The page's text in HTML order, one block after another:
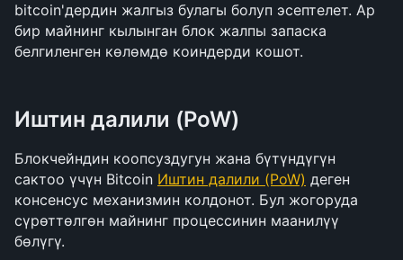
bitcoin'дердин жалгыз булагы болуп эсептелет. Ар
бир майнинг кылынган блок жалпы запаска
белгиленген көлөмдө коиндерди кошот.
Иштин далили (PoW)
Блокчейндин коопсуздугун жана бүтүндүгүн
сактоо үчүн Bitcoin Иштин далили (PoW) деген
консенсус механизмин колдонот. Бул жогоруда
сүрөттөлгөн майнинг процессинин маанилүү
бөлүгү.